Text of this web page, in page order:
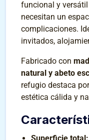
funcional y
necesitan un
complicaciones.
invitados,
Fabricado con
natural y abeto
refugio destaca
estética cálida y